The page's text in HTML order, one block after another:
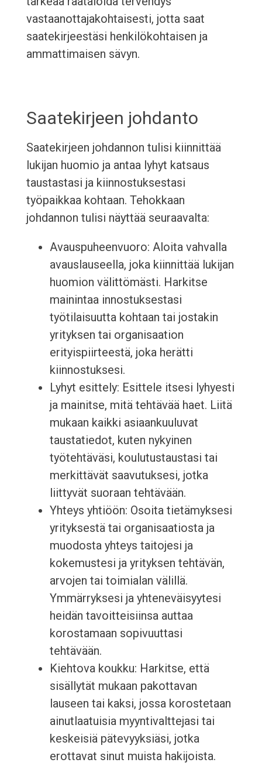
vastaanottajakohtaisesti, jotta saat
saatekirjeestäsi henkilökohtaisen ja
ammattimaisen sävyn.
Saatekirjeen johdanto
Saatekirjeen johdannon tulisi kiinnittää
lukijan huomio ja antaa lyhyt katsaus
taustastasi ja kiinnostuksestasi
työpaikkaa kohtaan. Tehokkaan
johdannon tulisi näyttää seuraavalta:
Avauspuheenvuoro: Aloita vahvalla
avauslauseella, joka kiinnittää lukijan
huomion välittömästi. Harkitse
mainintaa innostuksestasi
työtilaisuutta kohtaan tai jostakin
yrityksen tai organisaation
erityispiirteestä, joka herätti
kiinnostuksesi.
Lyhyt esittely: Esittele itsesi lyhyesti
ja mainitse, mitä tehtävää haet. Liitä
mukaan kaikki asiaankuuluvat
taustatiedot, kuten nykyinen
työtehtäväsi, koulutustaustasi tai
merkittävät saavutuksesi, jotka
liittyvät suoraan tehtävään.
Yhteys yhtiöön: Osoita tietämyksesi
yrityksestä tai organisaatiosta ja
muodosta yhteys taitojesi ja
kokemustesi ja yrityksen tehtävän,
arvojen tai toimialan välillä.
Ymmärryksesi ja yhteneväisyytesi
heidän tavoitteisiinsa auttaa
korostamaan sopivuuttasi
tehtävään.
Kiehtova koukku: Harkitse, että
sisällytät mukaan pakottavan
lauseen tai kaksi, jossa korostetaan
ainutlaatuisia myyntivalttejasi tai
keskeisiä pätevyyksiäsi, jotka
erottavat sinut muista hakijoista.